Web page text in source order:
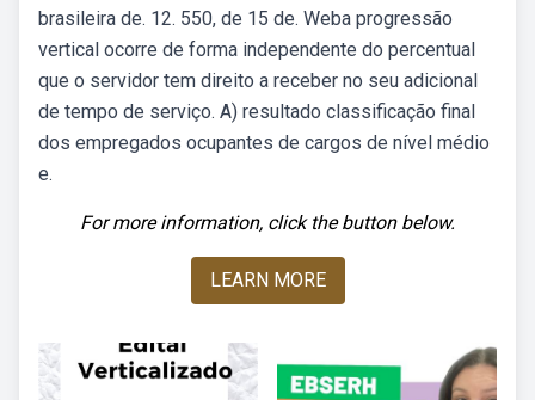
brasileira de. 12. 550, de 15 de. Weba progressão
vertical ocorre de forma independente do percentual
que o servidor tem direito a receber no seu adicional
de tempo de serviço. A) resultado classificação final
dos empregados ocupantes de cargos de nível médio
e.
For more information, click the button below.
LEARN MORE